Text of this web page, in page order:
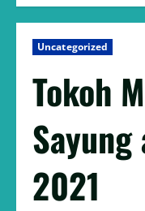
Uncategorized
Tokoh
2021